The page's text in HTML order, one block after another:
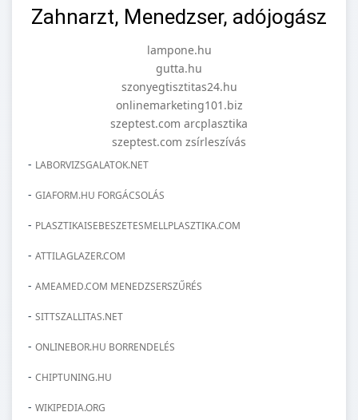
Zahnarzt, Menedzser, adójogász
lampone.hu
gutta.hu
szonyegtisztitas24.hu
onlinemarketing101.biz
szeptest.com arcplasztika
szeptest.com zsírleszívás
- LABORVIZSGALATOK.NET
- GIAFORM.HU FORGÁCSOLÁS
- PLASZTIKAISEBESZETESMELLPLASZTIKA.COM
- ATTILAGLAZER.COM
- AMEAMED.COM MENEDZSERSZŰRÉS
- SITTSZALLITAS.NET
- ONLINEBOR.HU BORRENDELÉS
- CHIPTUNING.HU
- WIKIPEDIA.ORG